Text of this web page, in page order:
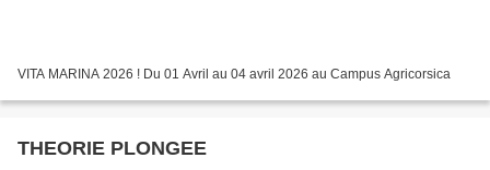
VITA MARINA 2026 ! Du 01 Avril au 04 avril 2026 au Campus Agricorsica
THEORIE PLONGEE